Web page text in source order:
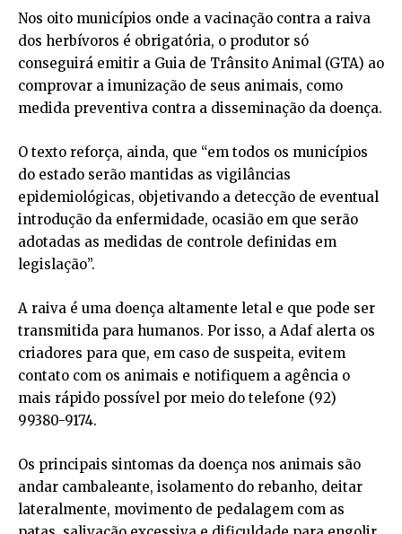
Nos oito municípios onde a vacinação contra a raiva
dos herbívoros é obrigatória, o produtor só
conseguirá emitir a Guia de Trânsito Animal (GTA) ao
comprovar a imunização de seus animais, como
medida preventiva contra a disseminação da doença.
O texto reforça, ainda, que “em todos os municípios
do estado serão mantidas as vigilâncias
epidemiológicas, objetivando a detecção de eventual
introdução da enfermidade, ocasião em que serão
adotadas as medidas de controle definidas em
legislação”.
A raiva é uma doença altamente letal e que pode ser
transmitida para humanos. Por isso, a Adaf alerta os
criadores para que, em caso de suspeita, evitem
contato com os animais e notifiquem a agência o
mais rápido possível por meio do telefone (92)
99380-9174.
Os principais sintomas da doença nos animais são
andar cambaleante, isolamento do rebanho, deitar
lateralmente, movimento de pedalagem com as